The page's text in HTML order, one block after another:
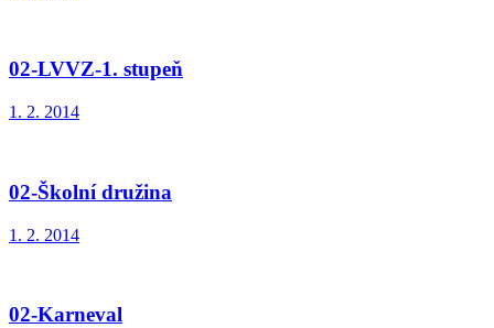
02-LVVZ-1. stupeň
1. 2. 2014
02-Školní družina
1. 2. 2014
02-Karneval